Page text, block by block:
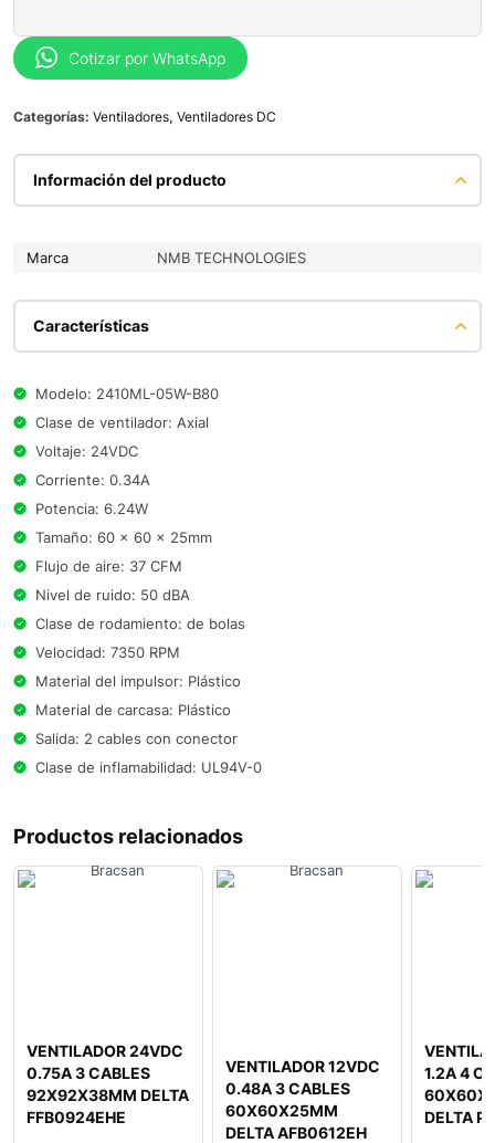
Cotizar por WhatsApp
Categorías: Ventiladores, Ventiladores DC
Información del producto
Marca NMB TECHNOLOGIES
Características
Modelo: 2410ML-05W-B80
Clase de ventilador: Axial
Voltaje: 24VDC
Corriente: 0.34A
Potencia: 6.24W
Tamaño: 60 x 60 x 25mm
Flujo de aire: 37 CFM
Nivel de ruido: 50 dBA
Clase de rodamiento: de bolas
Velocidad: 7350 RPM
Material del impulsor: Plástico
Material de carcasa: Plástico
Salida: 2 cables con conector
Clase de inflamabilidad: UL94V-0
Productos relacionados
VENTILADOR 24VDC
0.75A 3 CABLES
92X92X38MM DELTA
FFB0924EHE
VENTILADOR 12VDC
0.48A 3 CABLES
60X60X25MM
DELTA AFB0612EH
1.2A 4
DELTA